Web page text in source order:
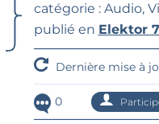
catégorie : Audio,
publié en Elektor
Dernière mise à
0